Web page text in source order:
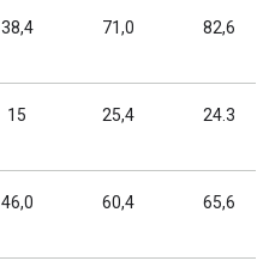
38,4 71,0 82,6
15 25,4 24.3
46,0 60,4 65,6